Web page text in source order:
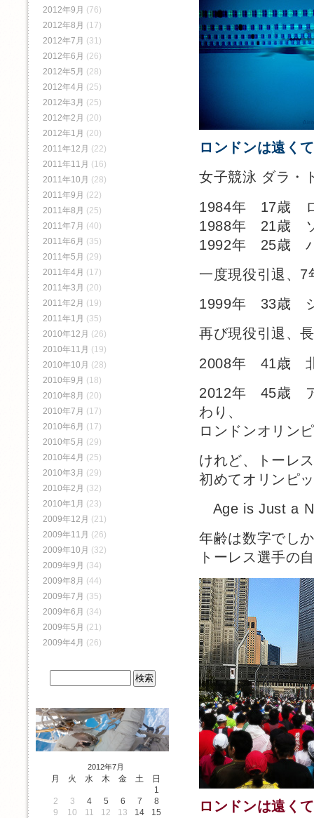
ロンドンは遠く
女子競泳 ダラ・
1984年 17歳
1988年 21歳
1992年 25歳
一度現役引退、7
1999年 33歳 シ
再び現役引退、
2008年 41歳
2012年 45歳 ア
わり、
ロンドンオリン
けれど、トーレ
初めてオリンピ
Age is Just a
年齢は数字でし
トーレス選手の
ロンドンは遠く
2012年9月 (76)
2012年8月 (17)
2012年7月 (31)
2012年6月 (26)
2012年5月 (28)
2012年4月 (25)
2012年3月 (25)
2012年2月 (20)
2012年1月 (20)
2011年12月 (22)
2011年11月 (16)
2011年10月 (28)
2011年9月 (22)
2011年8月 (25)
2011年7月 (40)
2011年6月 (35)
2011年5月 (29)
2011年4月 (17)
2011年3月 (20)
2011年2月 (19)
2011年1月 (35)
2010年12月 (26)
2010年11月 (19)
2010年10月 (28)
2010年9月 (18)
2010年8月 (20)
2010年7月 (17)
2010年6月 (17)
2010年5月 (29)
2010年4月 (25)
2010年3月 (29)
2010年2月 (32)
2010年1月 (23)
2009年12月 (21)
2009年11月 (26)
2009年10月 (32)
2009年9月 (34)
2009年8月 (44)
2009年7月 (35)
2009年6月 (34)
2009年5月 (21)
2009年4月 (26)
2012年7月
月 火 水 木 金 土
日
1
2
3 4 5 6 7
8
9
10 11 12 13 14
15